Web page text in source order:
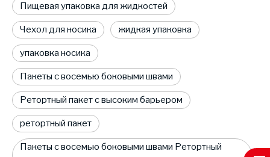
Пищевая упаковка для жидкостей
Чехол для носика жидкая упаковка
упаковка носика
Пакеты с восемью боковыми швами
Ретортный пакет с высоким барьером
ретортный пакет
Пакеты с восемью боковыми швами Ретортный